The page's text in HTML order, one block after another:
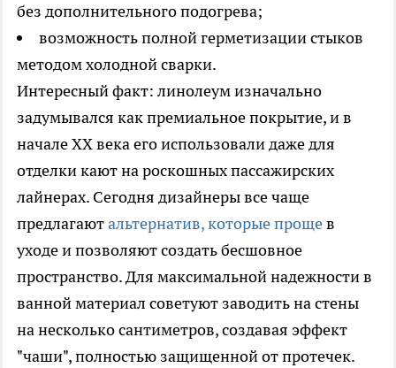
без дополнительного подогрева;
возможность полной герметизации стыков
методом холодной сварки.
Интересный факт: линолеум изначально
задумывался как премиальное покрытие, и в
начале XX века его использовали даже для
отделки кают на роскошных пассажирских
лайнерах. Сегодня дизайнеры все чаще
предлагаютальтернатив, которые прощев
уходе и позволяют создать бесшовное
пространство. Для максимальной надежности в
ванной материал советуют заводить на стены
на несколько сантиметров, создавая эффект
"чаши", полностью защищенной от протечек.